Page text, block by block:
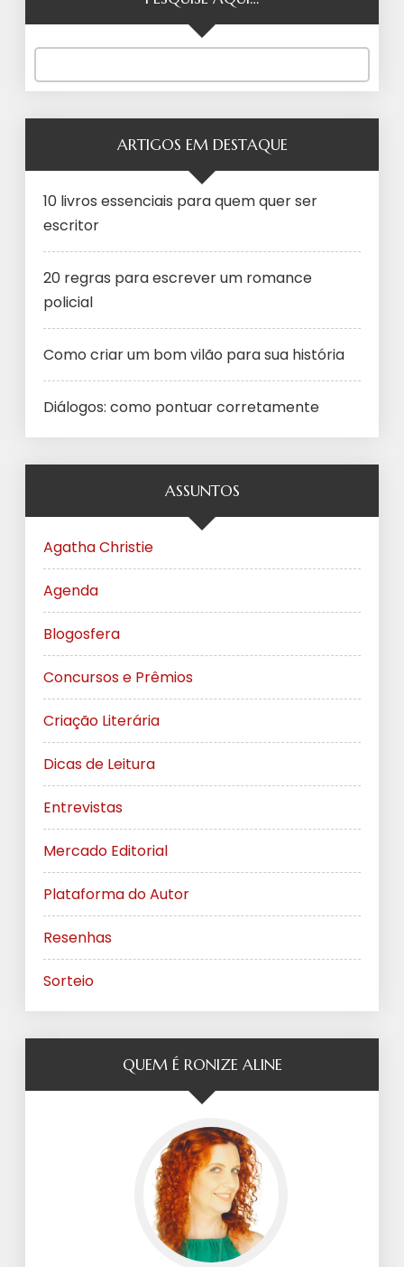
ARTIGOS EM DESTAQUE
10 livros essenciais para quem quer ser
escritor
20 regras para escrever um romance
policial
Como criar um bom vilão para sua história
Diálogos: como pontuar corretamente
ASSUNTOS
Agatha Christie
Agenda
Blogosfera
Concursos e Prêmios
Criação Literária
Dicas de Leitura
Entrevistas
Mercado Editorial
Plataforma do Autor
Resenhas
Sorteio
QUEM É RONIZE ALINE